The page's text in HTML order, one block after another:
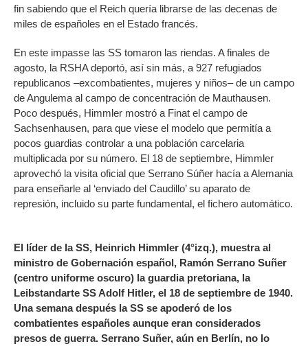
fin sabiendo que el Reich quería librarse de las decenas de
miles de españoles en el Estado francés.
En este impasse las SS tomaron las riendas. A finales de
agosto, la RSHA deportó, así sin más, a 927 refugiados
republicanos –excombatientes, mujeres y niños– de un campo
de Angulema al campo de concentración de Mauthausen.
Poco después, Himmler mostró a Finat el campo de
Sachsenhausen, para que viese el modelo que permitía a
pocos guardias controlar a una población carcelaria
multiplicada por su número. El 18 de septiembre, Himmler
aprovechó la visita oficial que Serrano Súñer hacía a Alemania
para enseñarle al ‘enviado del Caudillo’ su aparato de
represión, incluido su parte fundamental, el fichero automático.
El líder de la SS, Heinrich Himmler (4°izq.), muestra al
ministro de Gobernación español, Ramón Serrano Suñer
(centro uniforme oscuro) la guardia pretoriana, la
Leibstandarte SS Adolf Hitler, el 18 de septiembre de 1940.
Una semana después la SS se apoderó de los
combatientes españoles aunque eran considerados
presos de guerra. Serrano Suñer, aún en Berlín, no lo